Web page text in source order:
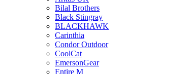
Bilal Brothers
Black Stingray
BLACKHAWK
Carinthia
Condor Outdoor
CoolCat
EmersonGear
Entire M